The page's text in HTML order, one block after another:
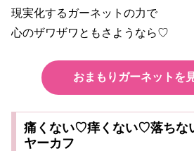
現実化するガーネットの力で
心のザワザワともさようなら♡
おまもりガーネットを
痛くない♡痒くない♡落ちな
ヤーカフ